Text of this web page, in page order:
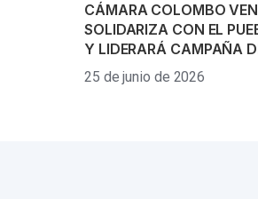
CÁMARA COLOMBO
SOLIDARIZA CON EL
Y LIDERARÁ CAMPAÑA
25 de junio de 2026